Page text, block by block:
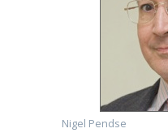
Nigel Pendse